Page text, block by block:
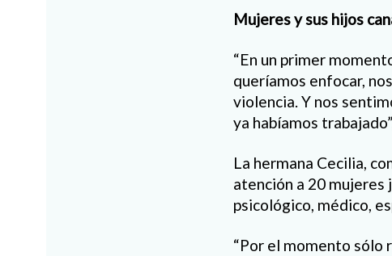
Mujeres y sus hijos
“En un primer
queríamos enfocar,
violencia. Y nos
ya habíamos
La hermana Cecilia,
atención a 20 mujeres
psicológico, médico,
“Por el momento sólo